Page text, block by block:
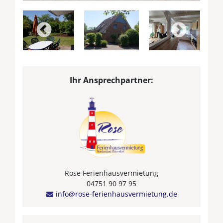
Ihr Ansprechpartner:
Rose Ferienhausvermietung
04751 90 97 95
info@rose-ferienhausvermietung.de